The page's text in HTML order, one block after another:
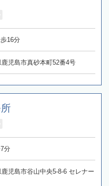
16分
児島市真砂本町52番4号
分
児島市谷山中央5-8-6 セレナー